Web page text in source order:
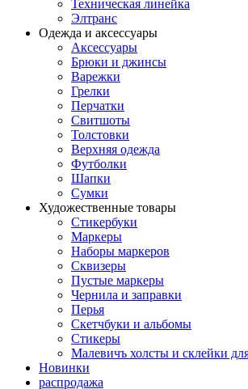
Техническая линейка
Элтранс
Одежда и аксессуары
Аксессуары
Брюки и джинсы
Варежки
Грелки
Перчатки
Свитшоты
Толстовки
Верхняя одежда
Футболки
Шапки
Сумки
Художественные товары
Стикербуки
Маркеры
Наборы маркеров
Сквизеры
Пустые маркеры
Чернила и заправки
Перья
Скетчбуки и альбомы
Стикеры
Малевичъ холсты и склейки
Новинки
распродажа